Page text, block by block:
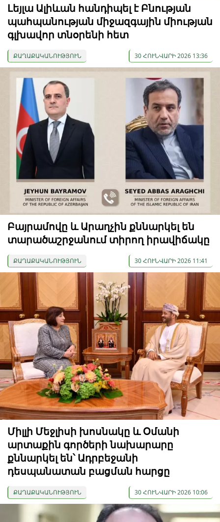
Լեյլա Ալիևան հանդիպել է Բնության
պահպանության միջազգային միության
գլխավոր տնօրենի հետ
ՔԱՂԱՔԱԿԱՆՈՒԹՅՈՒՆ 30 ՀՈՒՆՎԱՐԻ 2026 13:36
Բայրամովը և Արաղչին քննարկել են
տարածաշրջանում տիրող իրավիճակը
ՔԱՂԱՔԱԿԱՆՈՒԹՅՈՒՆ 30 ՀՈՒՆՎԱՐԻ 2026 11:41
Միլլի Մեջլիսի խոսնակը և Օմանի
արտաքին գործերի նախարարը
քննարկել են՝ Ադրբեջանի
դեսպանատան բացման հարցը
ՔԱՂԱՔԱԿԱՆՈՒԹՅՈՒՆ 30 ՀՈՒՆՎԱՐԻ 2026 10:06